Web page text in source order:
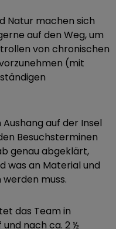
Natur machen sich
auf den Weg, um
von chronischen
(mit
auf der Insel
Besuchsterminen
genau abgeklärt,
was an Material und
muss.
das Team in
nach ca. 2 ½